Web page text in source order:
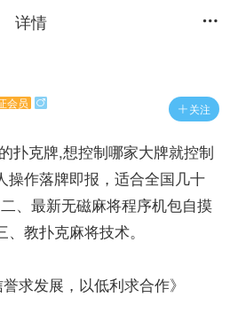
详情 
 关注
会员 
克牌,想控制哪家大牌就控制
操作落牌即报，适合全国几十
、最新无磁麻将程序机包自摸
、教扑克麻将技术。
，以低利求合作》